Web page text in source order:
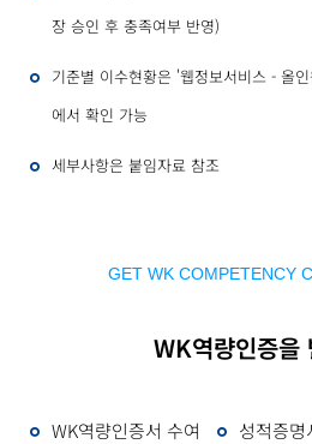
장 승인 후 충족여부 반영)
기준별 이수현황은 '웹정보서비스 - 올
에서 확인 가능
세부사항은 붙임자료 참조
GET WK COMPETENCY
WK역량인증을
WK역량인증서 수여
성적증